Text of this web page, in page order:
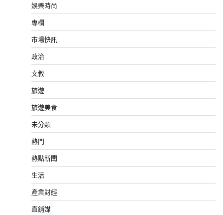
娛樂時尚
專欄
市場快訊
政治
文教
旅遊
旅遊美食
未分類
熱門
熱點新聞
生活
產業財經
直銷媒